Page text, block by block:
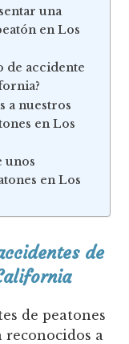
una
en Los
de accidente
a nuestros
en Los
unos
en Los
de
de peatones
reconocidos a